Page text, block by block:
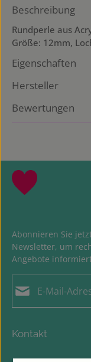
Beschreibung
Rundperle aus
Größe: 12mm,
Eigenschaften
Hersteller
Bewertungen
Abonnieren Sie
Newsletter, um
Angebote
Ich habe die
Die mit einem
Kontakt